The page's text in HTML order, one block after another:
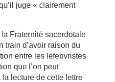
juge « clairement
Fraternité sacerdotale
train d’avoir raison du
entre les lefebvristes
que l’on peut
lecture de cette lettre